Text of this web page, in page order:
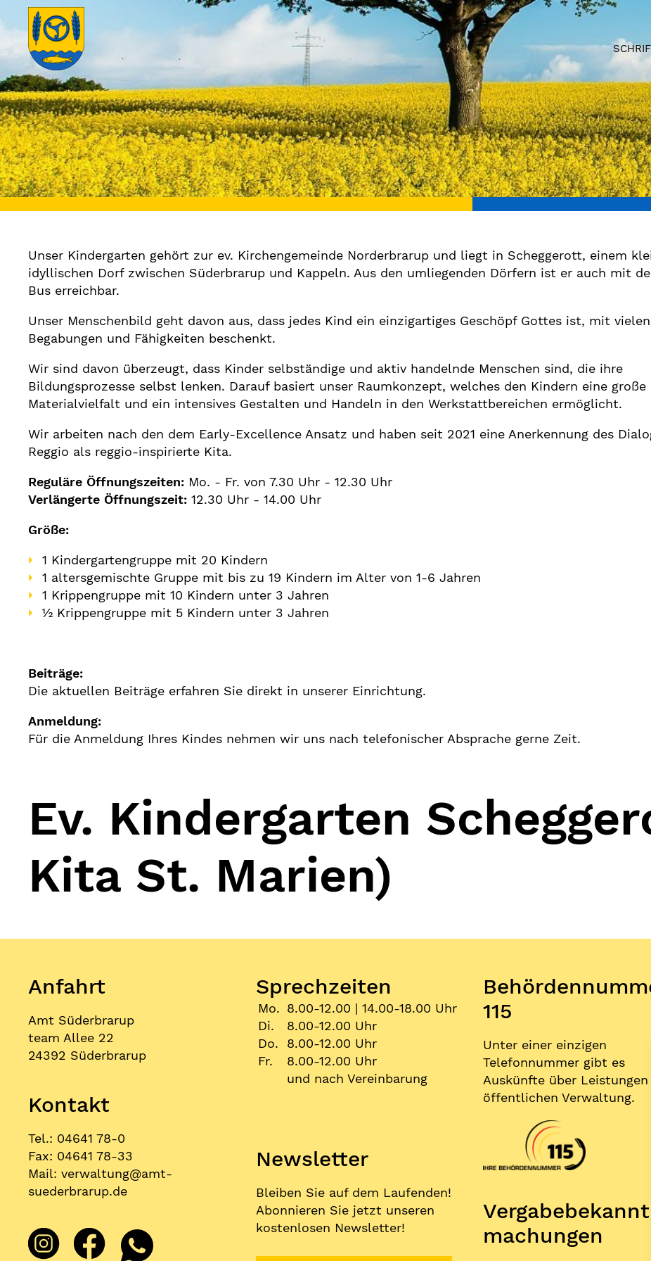
Unser Kindergarten gehört zur ev. Kirchengemeinde Norderbrarup und liegt in Scheggerott, einem
idyllischen Dorf zwischen Süderbrarup und Kappeln. Aus den umliegenden Dörfern ist er auch mit
Bus erreichbar.
Unser Menschenbild geht davon aus, dass jedes Kind ein einzigartiges Geschöpf Gottes ist, mit vielen
Begabungen und Fähigkeiten beschenkt.
Wir sind davon überzeugt, dass Kinder selbständige und aktiv handelnde Menschen sind, die ihre
Bildungsprozesse selbst lenken. Darauf basiert unser Raumkonzept, welches den Kindern eine große
Materialvielfalt und ein intensives Gestalten und Handeln in den Werkstattbereichen ermöglicht.
Wir arbeiten nach den dem Early-Excellence Ansatz und haben seit 2021 eine Anerkennung des
Reggio als reggio-inspirierte Kita.
Reguläre Öffnungszeiten: Mo. - Fr. von 7.30 Uhr - 12.30 Uhr
Verlängerte Öffnungszeit: 12.30 Uhr - 14.00 Uhr
Größe:
1 Kindergartengruppe mit 20 Kindern
1 altersgemischte Gruppe mit bis zu 19 Kindern im Alter von 1-6 Jahren
1 Krippengruppe mit 10 Kindern unter 3 Jahren
½ Krippengruppe mit 5 Kindern unter 3 Jahren
Beiträge:
Die aktuellen Beiträge erfahren Sie direkt in unserer Einrichtung.
Anmeldung:
Für die Anmeldung Ihres Kindes nehmen wir uns nach telefonischer Absprache gerne Zeit.
Ev. Kindergarten
Kita St. Marien)
Anfahrt
Amt Süderbrarup
team Allee 22
24392 Süderbrarup
Kontakt
Tel.: 04641 78-0
Fax: 04641 78-33
Mail: verwaltung@amt-
suederbrarup.de
Sprechzeiten
Mo. 8.00-12.00 | 14.00-18.00 Uhr
Di.
8.00-12.00 Uhr
Do.
8.00-12.00 Uhr
Fr.
8.00-12.00 Uhr
und nach Vereinbarung
Newsletter
Bleiben Sie auf dem Laufenden!
Abonnieren Sie jetzt unseren
kostenlosen Newsletter!
115
Unter einer einzigen
Telefonnummer gibt es
Auskünfte über Leistungen
öffentlichen Verwaltung.
machungen